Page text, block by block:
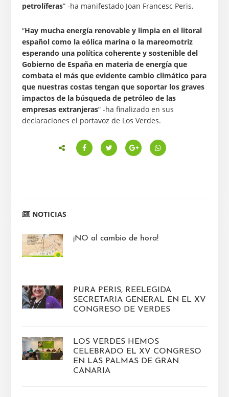
petrolíferas” -ha manifestado Joan Francesc Peris.
“Hay mucha energía renovable y limpia en el litoral
español como la eólica marina o la mareomotriz
esperando una política coherente y sostenible del
Gobierno de España en materia de energía que
combata el más que evidente cambio climático para
que nuestras costas tengan que soportar los graves
impactos de la búsqueda de petróleo de las
empresas extranjeras” -ha finalizado en sus
declaraciones el portavoz de Los Verdes.
principal
NOTICIAS
¡NO al cambio de hora!
PURA PERIS, REELEGIDA
SECRETARIA GENERAL EN EL XV
CONGRESO DE VERDES
LOS VERDES HEMOS
CELEBRADO EL XV CONGRESO
EN LAS PALMAS DE GRAN
CANARIA